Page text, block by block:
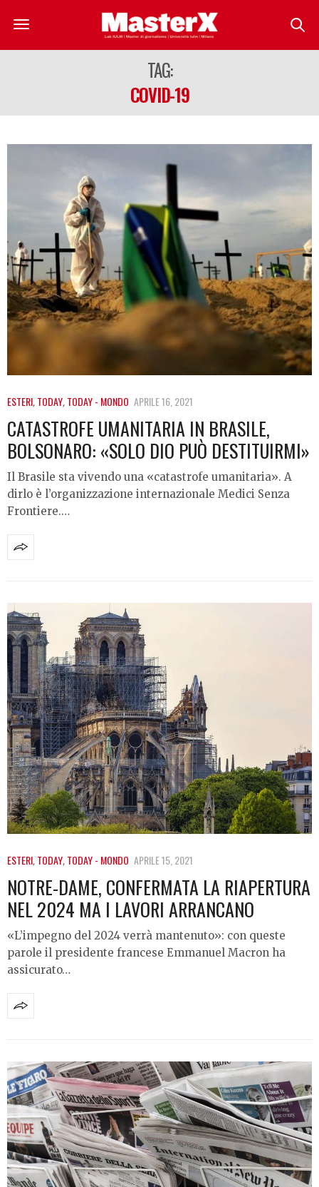
TAG:
COVID-19
ESTERI,TODAY,TODAY - MONDO APRILE 16, 2021
CATASTROFE UMANITARIA IN BRASILE,
BOLSONARO: «SOLO DIO PUÒ DESTITUIRMI»
Il Brasile sta vivendo una «catastrofe umanitaria». A
dirlo è l’organizzazione internazionale Medici Senza
Frontiere.…
ESTERI,TODAY,TODAY - MONDO APRILE 15, 2021
NOTRE-DAME, CONFERMATA LA RIAPERTURA
NEL 2024 MA I LAVORI ARRANCANO
«L’impegno del 2024 verrà mantenuto»: con queste
parole il presidente francese Emmanuel Macron ha
assicurato…